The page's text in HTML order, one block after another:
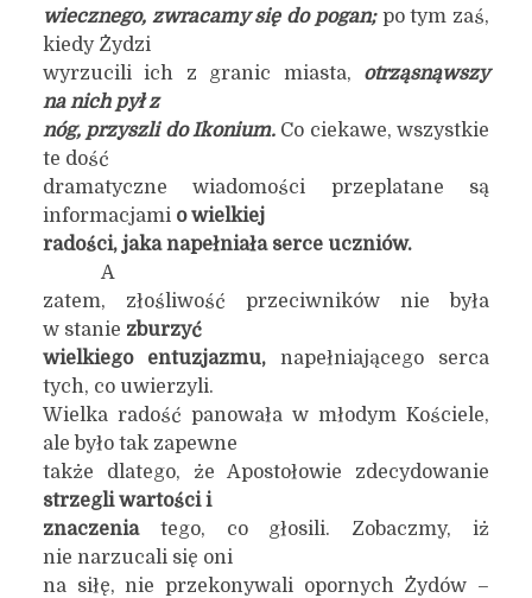
wiecznego, zwracamy się do pogan;po tym zaś,
kiedy Żydzi
wyrzucili ich z granic miasta, otrząsnąwszy
na nich pył z
nóg, przyszli do Ikonium. Co ciekawe, wszystkie
te dość
dramatyczne wiadomości przeplatane są
informacjami o wielkiej
radości, jaka napełniała serce uczniów.
A
zatem, złośliwość przeciwników nie była
w stanie zburzyć
wielkiego entuzjazmu,napełniającego serca
tych, co uwierzyli.
Wielka radość panowała w młodym Kościele,
ale było tak zapewne
także dlatego, że Apostołowie zdecydowanie
strzegli wartości i
znaczeniatego, co głosili. Zobaczmy, iż
nie narzucali się oni
na siłę, nie przekonywali opornych Żydów –